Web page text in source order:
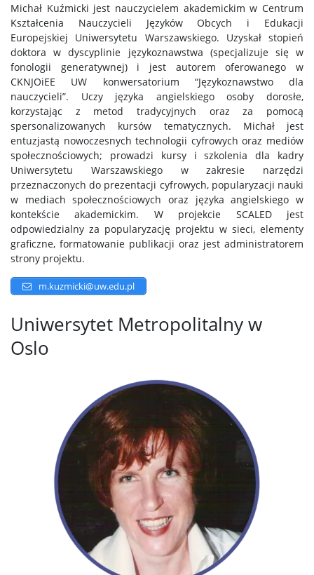
Michał Kuźmicki jest nauczycielem akademickim w Centrum
Kształcenia Nauczycieli Języków Obcych i Edukacji
Europejskiej Uniwersytetu Warszawskiego. Uzyskał stopień
doktora w dyscyplinie językoznawstwa (specjalizuje się w
fonologii generatywnej) i jest autorem oferowanego w
CKNJOiEE UW konwersatorium “Językoznawstwo dla
nauczycieli”. Uczy języka angielskiego osoby dorosłe,
korzystając z metod tradycyjnych oraz za pomocą
spersonalizowanych kursów tematycznych. Michał jest
entuzjastą nowoczesnych technologii cyfrowych oraz mediów
społecznościowych; prowadzi kursy i szkolenia dla kadry
Uniwersytetu Warszawskiego w zakresie narzędzi
przeznaczonych do prezentacji cyfrowych, popularyzacji nauki
w mediach społecznościowych oraz języka angielskiego w
kontekście akademickim. W projekcie SCALED jest
odpowiedzialny za popularyzację projektu w sieci, elementy
graficzne, formatowanie publikacji oraz jest administratorem
strony projektu.
m.kuzmicki@uw.edu.pl
Uniwersytet Metropolitalny w
Oslo